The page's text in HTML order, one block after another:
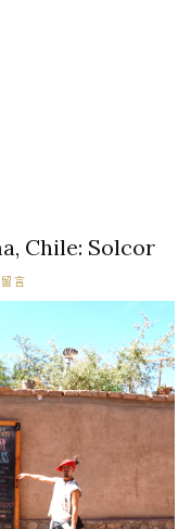
Chile: Solcor
言